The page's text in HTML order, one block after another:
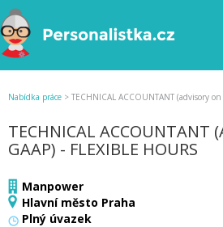
Nabídka práce > TECHNICAL ACCOUNTANT (advisory
TECHNICAL ACCOUNTANT
GAAP) - FLEXIBLE HOURS
Manpower
Hlavní město Praha
Plný úvazek